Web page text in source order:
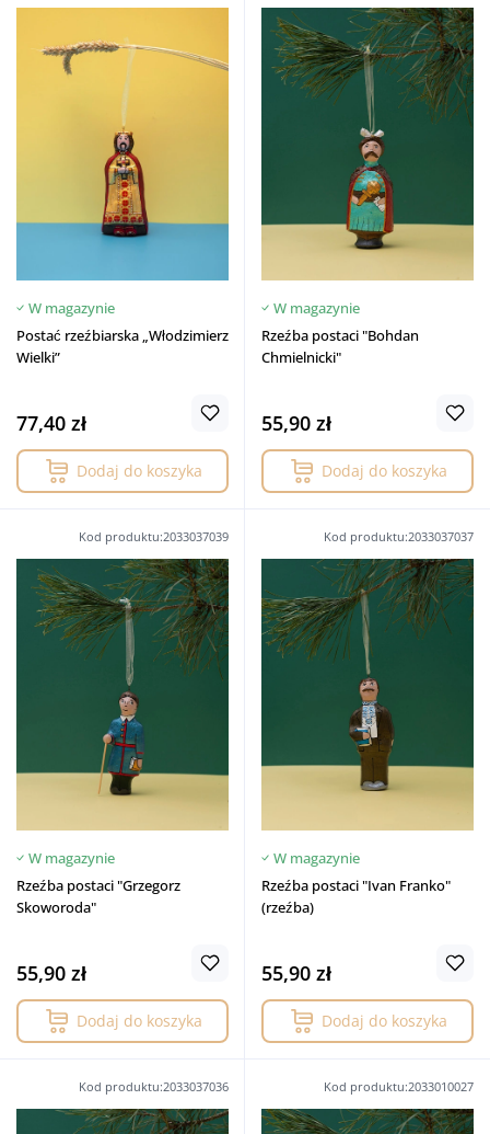
W magazynie
Postać rzeźbiarska „Włodzimierz
Wielki”
77,40 zł
Dodaj do koszyka
W magazynie
Rzeźba postaci "Bohdan
Chmielnicki"
55,90 zł
Dodaj do koszyka
Kod produktu:2033037039
W magazynie
Rzeźba postaci "Grzegorz
Skoworoda"
55,90 zł
Dodaj do koszyka
Kod produktu:2033037037
W magazynie
Rzeźba postaci "Ivan Franko"
(rzeźba)
55,90 zł
Dodaj do koszyka
Kod produktu:2033037036 Kod produktu:2033010027